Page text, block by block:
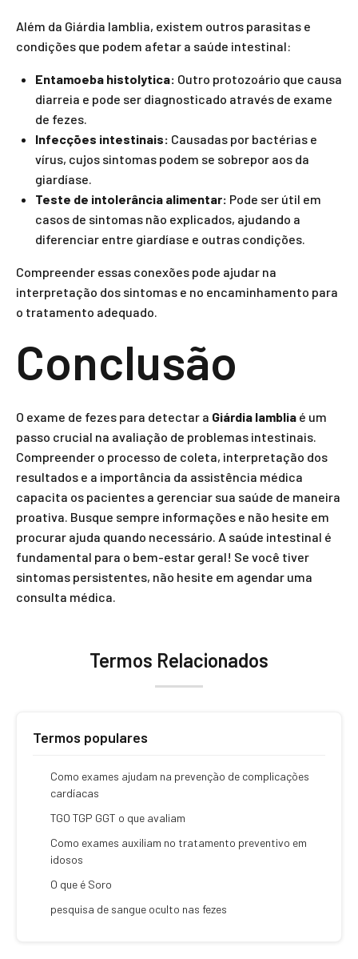
Além da Giárdia lamblia, existem outros parasitas e
condições que podem afetar a saúde intestinal:
Entamoeba histolytica: Outro protozoário que causa
diarreia e pode ser diagnosticado através de exame
de fezes.
Infecções intestinais: Causadas por bactérias e
vírus, cujos sintomas podem se sobrepor aos da
giardíase.
Teste de intolerância alimentar: Pode ser útil em
casos de sintomas não explicados, ajudando a
diferenciar entre giardíase e outras condições.
Compreender essas conexões pode ajudar na
interpretação dos sintomas e no encaminhamento para
o tratamento adequado.
Conclusão
O exame de fezes para detectar a Giárdia lamblia é um
passo crucial na avaliação de problemas intestinais.
Compreender o processo de coleta, interpretação dos
resultados e a importância da assistência médica
capacita os pacientes a gerenciar sua saúde de maneira
proativa. Busque sempre informações e não hesite em
procurar ajuda quando necessário. A saúde intestinal é
fundamental para o bem-estar geral! Se você tiver
sintomas persistentes, não hesite em agendar uma
consulta médica.
Termos Relacionados
Termos populares
Como exames ajudam na prevenção de complicações
cardíacas
TGO TGP GGT o que avaliam
Como exames auxiliam no tratamento preventivo em
idosos
O que é Soro
pesquisa de sangue oculto nas fezes